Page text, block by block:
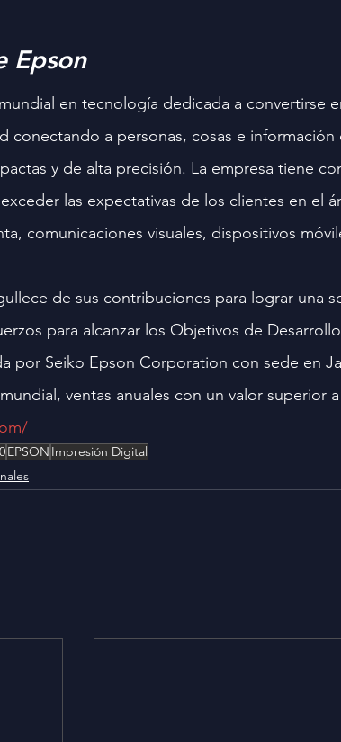
Epson
en tecnología dedicada a convertirse
conectando a personas, cosas e
y de alta precisión. La empresa tiene
las expectativas de los clientes en el
comunicaciones visuales, dispositivos
de sus contribuciones para lograr una
para alcanzar los Objetivos de
por Seiko Epson Corporation con sede en
ventas anuales con un valor superior
EPSON Impresión Digital